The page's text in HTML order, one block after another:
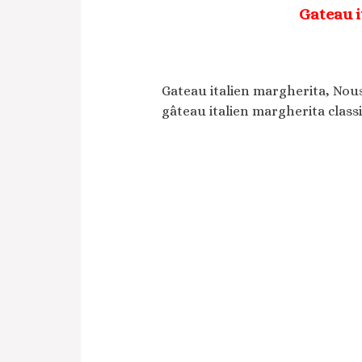
Gateau
Gateau italien margherita,
gâteau italien margherita